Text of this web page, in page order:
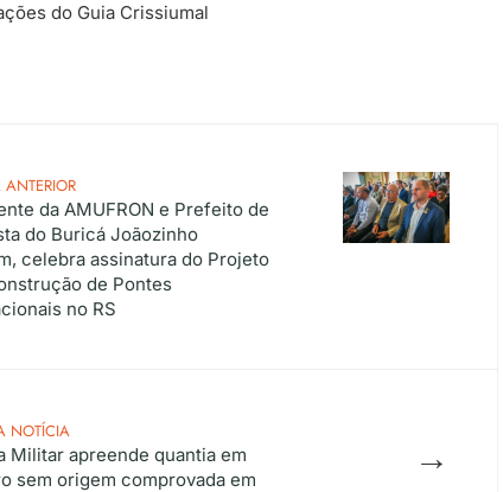
do Guia Crissiumal
da AMUFRON e Prefeito de
do Buricá Joãozinho
celebra assinatura do Projeto
de Pontes
no RS
→
NOTÍCIA
Militar apreende quantia em
sem origem comprovada em